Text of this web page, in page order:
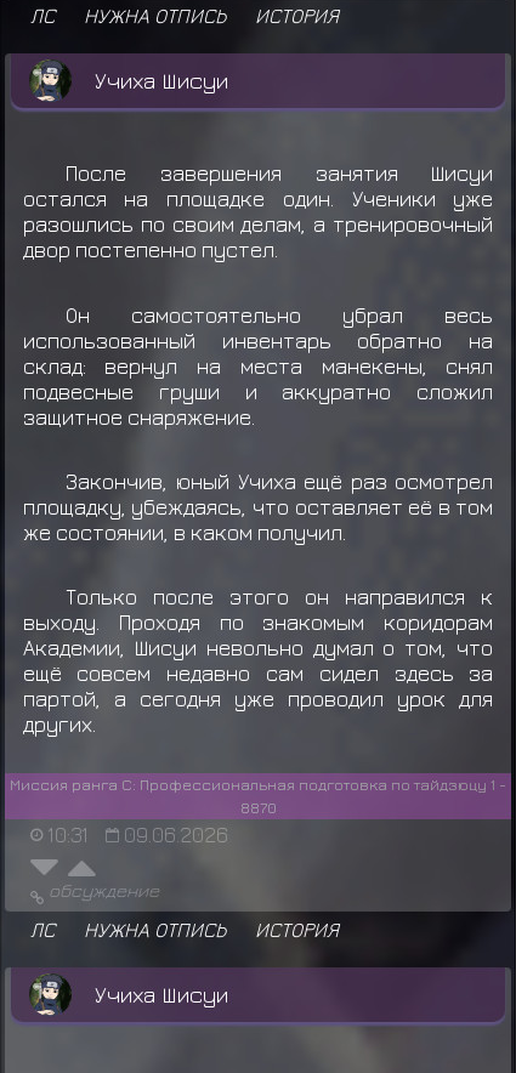
ЛС НУЖНА ОТПИСЬ ИСТОРИЯ
Учиха Шисуи
После завершения занятия Шисуи
остался на площадке один. Ученики уже
разошлись по своим делам, а тренировочный
двор постепенно пустел.
Он самостоятельно убрал весь
использованный инвентарь обратно на
склад: вернул на места манекены, снял
подвесные груши и аккуратно сложил
защитное снаряжение.
Закончив, юный Учиха ещё раз осмотрел
площадку, убеждаясь, что оставляет её в том
же состоянии, в каком получил.
Только после этого он направился к
выходу. Проходя по знакомым коридорам
Академии, Шисуи невольно думал о том, что
ещё совсем недавно сам сидел здесь за
партой, а сегодня уже проводил урок для
других.
Миссия ранга C: Профессиональная подготовка по тайдзюцу 1 -
8870
10:31 09.06.2026
обсуждение
ЛС НУЖНА ОТПИСЬ ИСТОРИЯ
Учиха Шисуи